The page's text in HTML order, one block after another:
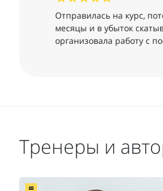
Отправилась на курс,
месяцы и в убыток
организовала работу с
Тренеры и